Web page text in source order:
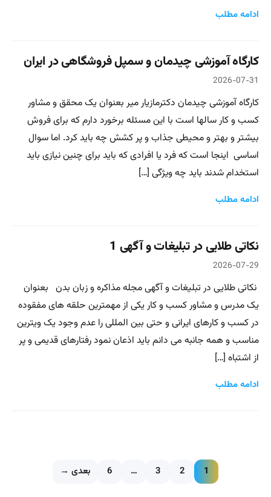
ادامه مطلب
کارگاه آموزشی چیدمان و سمپل فروشگاهی در ایران
2026-07-31
کارگاه آموزشی چیدمان دکترمازیار میر بعنوان یک محقق و مشاور
کسب و کار سالها است با این مسئله برخورد دارم که برای فروش
بیشتر و بهتر و محیطی جذاب و پر کشش چه باید کرد. اما سوال
اساسی اینجا است که فرد یا افرادی که باید برای چنین نیازی باید
استخدام شدند باید چه ویژگی […]
ادامه مطلب
نکاتی طلایی در تبلیغات و آگهی 1
2026-07-29
نکاتی طلایی در تبلیغات و آگهی مجله مذاکره و زبان بدن بعنوان
یک مدرس و مشاور کسب و کار یکی از مهمترین حلقه های مفقوده
در کسب و کارهای ایرانی و حتی بین المللی را عدم وجود یک ویترین
مناسب و همه جانبه می دانم باید اذعان نمود رفتارهای قدیمی و پر
از اشتباه […]
ادامه مطلب
1
2
3
…
6 بعدی →